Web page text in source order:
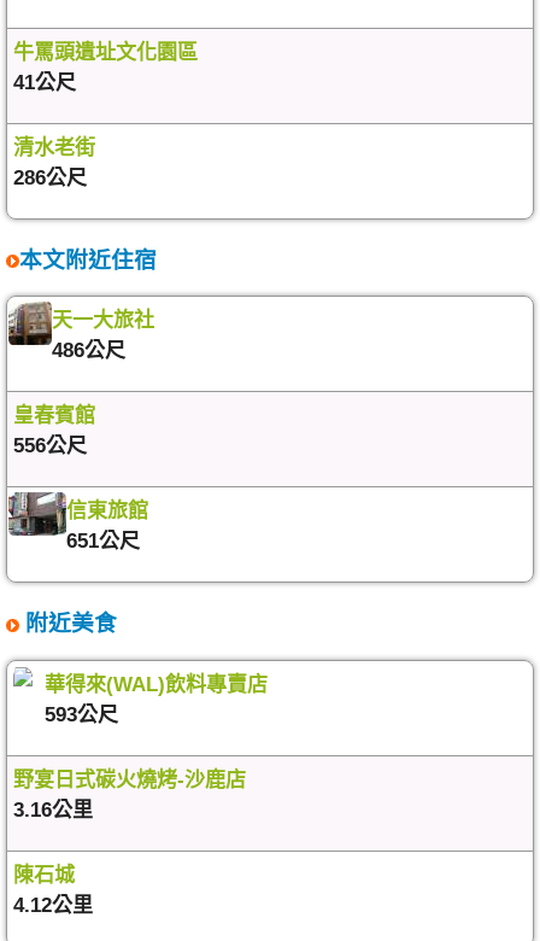
牛罵頭遺址文化園區
41公尺
清水老街
286公尺
本文附近住宿
天一大旅社
486公尺
皇春賓館
556公尺
信東旅館
651公尺
附近美食
華得來(WAL)飲料專賣店
593公尺
野宴日式碳火燒烤-沙鹿店
3.16公里
陳石城
4.12公里